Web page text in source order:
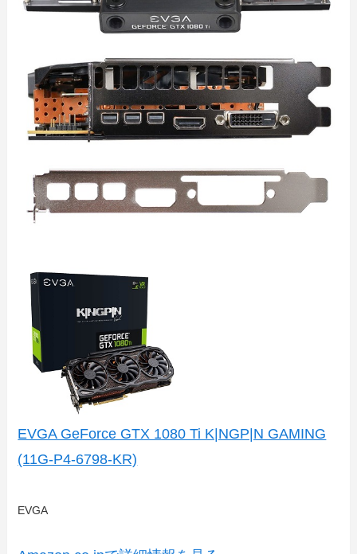
EVGA GeForce GTX 1080 Ti K|NGP|N GAMING
(11G-P4-6798-KR)
EVGA